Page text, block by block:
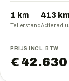
1 km
Tellerstand
413 km
PRIJS INCL. BTW
€ 42.630